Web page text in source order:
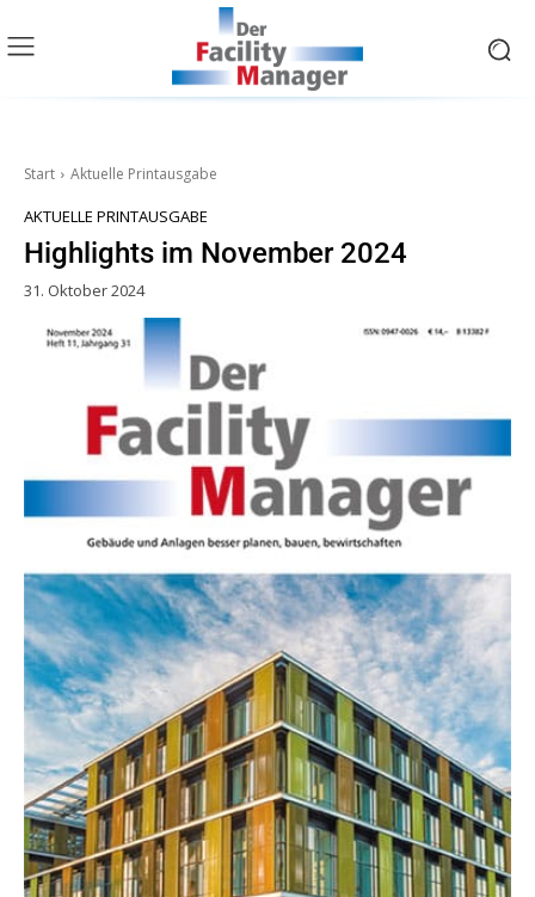
Start Aktuelle Printausgabe
AKTUELLE PRINTAUSGABE
Highlights im November 2024
31. Oktober 2024